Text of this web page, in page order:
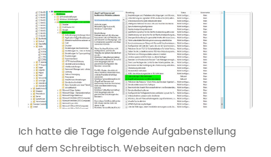
Ich hatte die Tage folgende Aufgabenstellung
auf dem Schreibtisch. Webseiten nach dem